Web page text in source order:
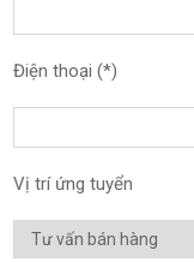
Điện thoại (*)
Vị trí ứng tuyển